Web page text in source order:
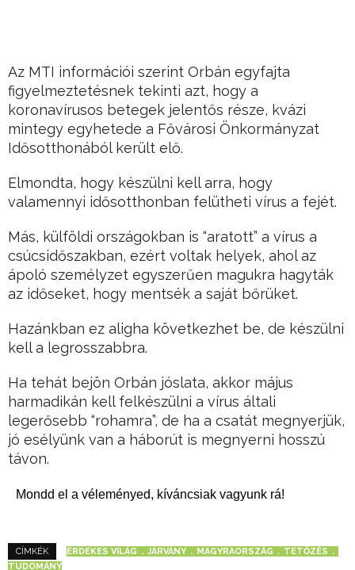
Az MTI információi szerint Orbán egyfajta
figyelmeztetésnek tekinti azt, hogy a
koronavírusos betegek jelentős része, kvázi
mintegy egyhetede a Fővárosi Önkormányzat
Idősotthonából került elő.
Elmondta, hogy készülni kell arra, hogy
valamennyi idősotthonban felütheti vírus a fejét.
Más, külföldi országokban is “aratott” a vírus a
csúcsidőszakban, ezért voltak helyek, ahol az
ápoló személyzet egyszerűen magukra hagyták
az időseket, hogy mentsék a saját bőrüket.
Hazánkban ez aligha következhet be, de készülni
kell a legrosszabbra.
Ha tehát bejön Orbán jóslata, akkor május
harmadikán kell felkészülni a vírus általi
legerősebb “rohamra”, de ha a csatát megnyerjük,
jó esélyünk van a háborút is megnyerni hosszú
távon.
Mondd el a véleményed, kíváncsiak vagyunk rá!
CÍMKÉK ÉRDEKES VILÁG JÁRVÁNY MAGYRAORSZÁG
TETŐZÉS
TUDOMÁNY